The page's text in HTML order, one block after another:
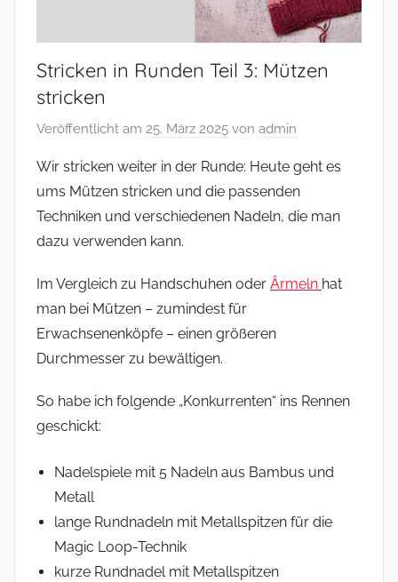
Stricken in Runden Teil 3: Mützen
stricken
Veröffentlicht am 25. März 2025 von admin
Wir stricken weiter in der Runde: Heute geht es
ums Mützen stricken und die passenden
Techniken und verschiedenen Nadeln, die man
dazu verwenden kann.
Im Vergleich zu Handschuhen oder Ärmeln hat
man bei Mützen – zumindest für
Erwachsenenköpfe – einen größeren
Durchmesser zu bewältigen.
So habe ich folgende „Konkurrenten“ ins Rennen
geschickt:
Nadelspiele mit 5 Nadeln aus Bambus und
Metall
lange Rundnadeln mit Metallspitzen für die
Magic Loop-Technik
kurze Rundnadel mit Metallspitzen